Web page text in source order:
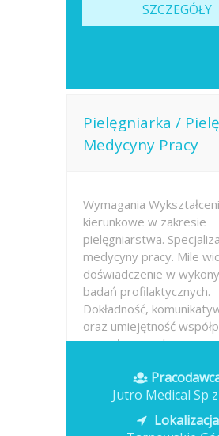
SZCZEGÓŁY
Pielęgniarka /
Medycyny Pracy
Wymagania
kierunkowe w zakresie
pielęgniarstwa.
medycyny pracy. Mile
doświadczenie w
badań profilaktycznych.
Dokładność,
oraz umiejętność
zespołem medycznym.
Opublikowano: dzisiaj
Jutro Medical Sp